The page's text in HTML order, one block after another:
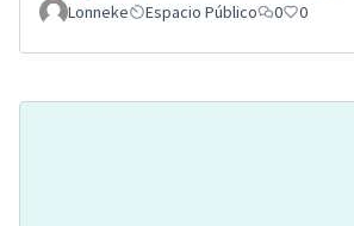
Lonneke
Espacio Público 0 0